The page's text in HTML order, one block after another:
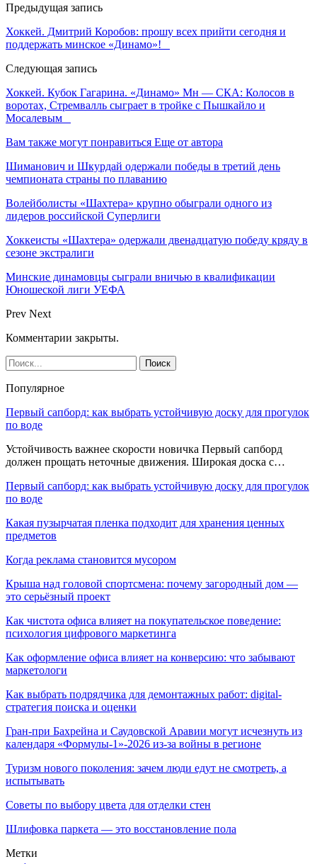
Предыдущая запись
Хоккей. Дмитрий Коробов: прошу всех прийти сегодня и
поддержать минское «Динамо»!
Следующая запись
Хоккей. Кубок Гагарина. «Динамо» Мн — СКА: Колосов в
воротах, Стремвалль сыграет в тройке с Пышкайло и
Мосалевым
Вам также могут понравиться Еще от автора
Шиманович и Шкурдай одержали победы в третий день
чемпионата страны по плаванию
Волейболисты «Шахтера» крупно обыграли одного из
лидеров российской Суперлиги
Хоккеисты «Шахтера» одержали двенадцатую победу кряду в
сезоне экстралиги
Минские динамовцы сыграли вничью в квалификации
Юношеской лиги УЕФА
Prev Next
Комментарии закрыты.
Популярное
Первый сапборд: как выбрать устойчивую доску для прогулок
по воде
Устойчивость важнее скорости новичка Первый сапборд
должен прощать неточные движения. Широкая доска с…
Первый сапборд: как выбрать устойчивую доску для прогулок
по воде
Какая пузырчатая пленка подходит для хранения ценных
предметов
Когда реклама становится мусором
Крыша над головой спортсмена: почему загородный дом —
это серьёзный проект
Как чистота офиса влияет на покупательское поведение:
психология цифрового маркетинга
Как оформление офиса влияет на конверсию: что забывают
маркетологи
Как выбрать подрядчика для демонтажных работ: digital-
стратегия поиска и оценки
Гран-при Бахрейна и Саудовской Аравии могут исчезнуть из
календаря «Формулы-1»-2026 из-за войны в регионе
Туризм нового поколения: зачем люди едут не смотреть, а
испытывать
Советы по выбору цвета для отделки стен
Шлифовка паркета — это восстановление пола
Метки